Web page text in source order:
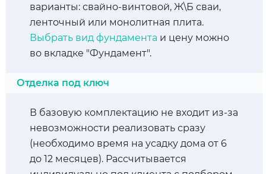
варианты: свайно-винтовой, Ж\Б сваи,
ленточный или монолитная плита.
Выбрать вид фундамента и цену можно
во вкладке "Фундамент".
Отделка под ключ
В базовую комплектацию не входит из-за
невозможности реализовать сразу
(необходимо время на усадку дома от 6
до 12 месяцев). Рассчитывается